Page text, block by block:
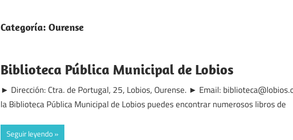
Categoría: Ourense
Biblioteca Pública Municipal de Lobios
► Dirección: Ctra. de Portugal, 25, Lobios, Ourense. ► Email:
la Biblioteca Pública Municipal de Lobios puedes encontrar numerosos libros de
Seguir leyendo